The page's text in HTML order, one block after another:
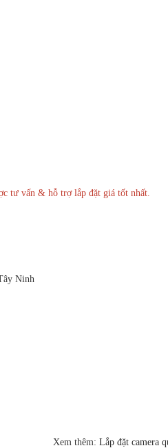
tư vấn & hỗ trợ lắp đặt giá tốt nhất.
Ninh
Xem thêm: Lắp đặt camera